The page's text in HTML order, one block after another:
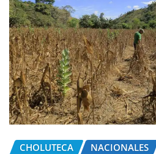
CHOLUTECA NACIONALES